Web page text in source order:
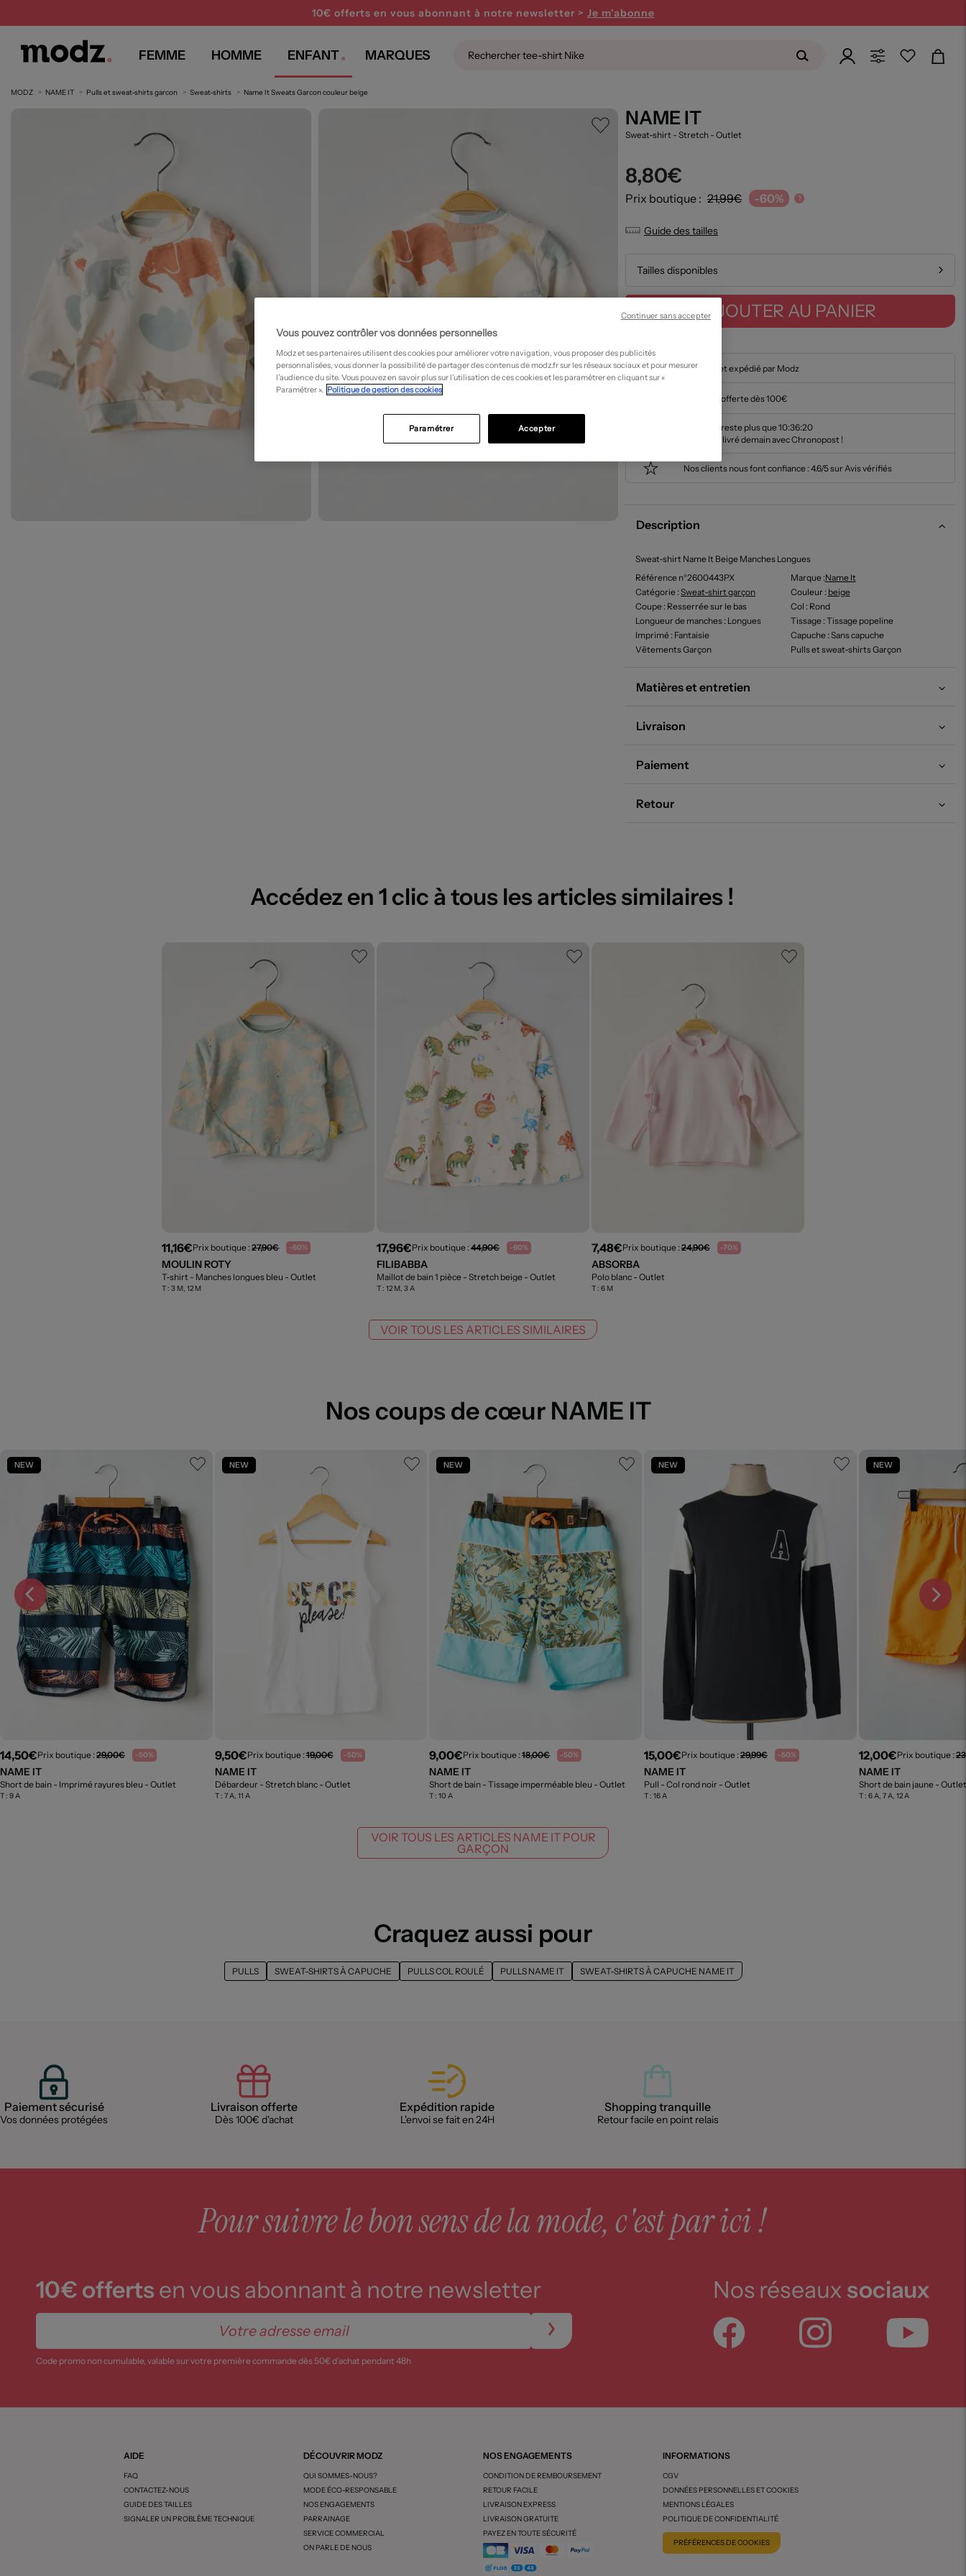
10€ offerts en vous abonnant à notre newsletter > Je m'abonne
FEMME HOMME ENFANT MARQUES
MODZ NAME IT Pulls et sweat-shirts garcon Sweat-shirts Name It Sweats Garcon couleur beige
NAME IT
Sweat-shirt - Stretch - Outlet
8,80€
Prix boutique : 21,99€ -60% ?
Guide des tailles
Tailles disponibles
AJOUTER AU PANIER
En stock et expédié par Modz
Livraison offerte dès 100€
Il ne vous reste plus que10:36:19
pour être livré demain avec Chronopost !
Nos clients nous font confiance : 4.6/5 sur Avis vérifiés
Description
Sweat-shirt Name It Beige Manches Longues
Référence n°2600443PX
Marque :Name It
Catégorie : Sweat-shirt garçon Couleur : beige
Coupe : Resserrée sur le bas Col : Rond
Longueur de manches : Longues Tissage: Tissage popeline
Imprimé : Fantaisie Capuche: Sans capuche
Vêtements Garçon
Pulls et sweat-shirts Garçon
Matières et entretien
Livraison
Paiement
Retour
Accédez en 1 clic à tous les articles similaires !
11,16€Prix boutique :27,90€ -60%
MOULIN ROTY
T-shirt - Manches longues bleu - Outlet
T :3 M, 12 M
17,96€Prix boutique :44,90€ -60%
FILIBABBA
Maillot de bain 1 pièce - Stretch beige - Outlet
T :12 M, 3 A
7,48€Prix boutique : 24,90€ -70%
ABSORBA
Polo blanc - Outlet
T : 6 M
VOIR TOUS LES ARTICLES SIMILAIRES
Nos coups de cœur NAME IT
NEW
14,50€Prix boutique : 29,00€ -50%
NAME IT
Short de bain - Imprimé rayures bleu - Outlet
T : 9 A
NEW
9,50€Prix boutique :19,00€ -50%
NAME IT
Débardeur - Stretch blanc - Outlet
T : 7 A, 11 A
NEW
9,00€Prix boutique :18,00€ -50%
NAME IT
Short de bain - Tissage imperméable bleu - Outlet
T :10 A
NEW
15,00€Prix boutique :29,99€ -50%
NAME IT
Pull - Col rond noir - Outlet
T :16 A
NEW
12,00€Prix boutique :
NAME IT
Short de bain jaune - Outlet
T : 6 A, 7 A, 12 A
VOIR TOUS LES ARTICLES NAME IT POUR
GARÇON
Craquez aussi pour
PULLS SWEAT-SHIRTS À CAPUCHE PULLS COL ROULÉ PULLS NAME IT SWEAT-SHIRTS À CAPUCHE NAME IT
Paiement sécurisé
Vos données protégées
Livraison offerte
Dès 100€ d'achat
Expédition rapide
L'envoi se fait en 24H
Shopping tranquille
Retour facile en point relais
Pour suivre le bon sens de la mode, c'est par ici !
10€ offerts en vous abonnant à notre newsletter
Code promo non cumulable, valable sur votre première commande dès 50€ d’achat pendant 48h
Nos réseaux sociaux
AIDE
FAQ
CONTACTEZ-NOUS
GUIDE DES TAILLES
SIGNALER UN PROBLÈME TECHNIQUE
DÉCOUVRIR MODZ
QUI SOMMES-NOUS?
MODE ÉCO-RESPONSABLE
NOS ENGAGEMENTS
PARRAINAGE
SERVICE COMMERCIAL
ON PARLE DE NOUS
NOS ENGAGEMENTS
CONDITION DE REMBOURSEMENT
RETOUR FACILE
LIVRAISON EXPRESS
LIVRAISON GRATUITE
PAYEZ EN TOUTE SÉCURITÉ
INFORMATIONS
CGV
DONNÉES PERSONNELLES ET COOKIES
MENTIONS LÉGALES
POLITIQUE DE CONFIDENTIALITÉ
PRÉFÉRENCES DE COOKIES
Vous pouvez contrôler vos données personnelles
Modz et ses partenaires utilisent des cookies pour améliorer votre navigation, vous proposer des publicités
personnalisées, vous donner la possibilité de partager des contenus de modz.fr sur les réseaux sociaux et pour mesurer
l’audience du site. Vous pouvez en savoir plus sur l’utilisation de ces cookies et les paramétrer en cliquant sur «
Paramétrer ». Politique de gestion des cookies
Accepter
Paramétrer
Continuer sans accepter